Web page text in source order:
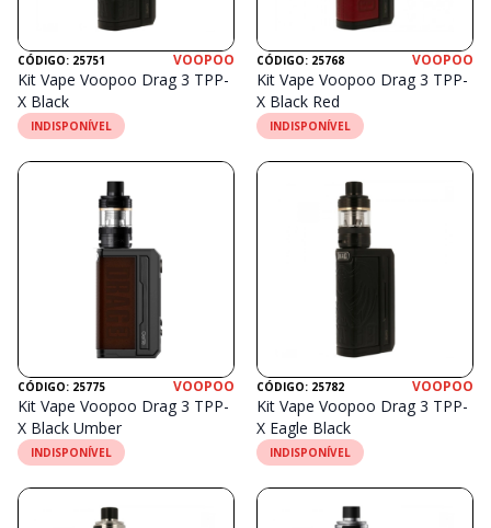
CÓDIGO: 25751 VOOPOO
Kit Vape Voopoo Drag 3 TPP-
X Black
INDISPONÍVEL
CÓDIGO: 25768 VOOPOO
Kit Vape Voopoo Drag 3 TPP-
X Black Red
INDISPONÍVEL
CÓDIGO: 25775 VOOPOO
Kit Vape Voopoo Drag 3 TPP-
X Black Umber
INDISPONÍVEL
CÓDIGO: 25782 VOOPOO
Kit Vape Voopoo Drag 3 TPP-
X Eagle Black
INDISPONÍVEL